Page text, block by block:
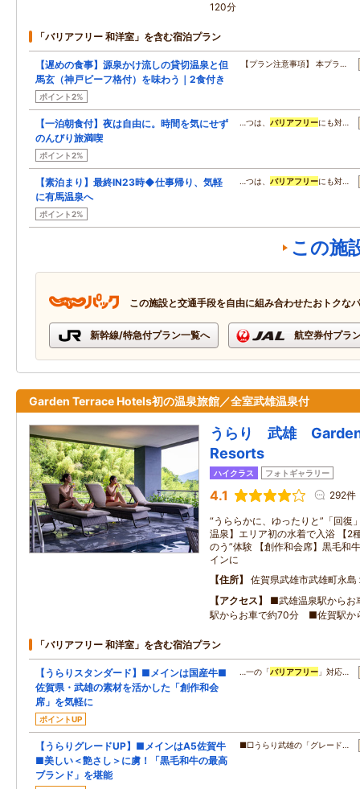
120分
「バリアフリー 和洋室」を含む宿泊プラン
【遅めの食事】源泉かけ流しの貸切温泉と但
馬玄（神戸ビーフ格付）を味わう｜2食付き
ポイント2%
【プラン注意事項】 本プラ…
【一泊朝食付】夜は自由に。時間を気にせず
のんびり旅満喫
ポイント2%
…つは、 バリアフリーにも対…
【素泊まり】最終IN23時◆仕事帰り、気軽
に有馬温泉へ
ポイント2%
…つは、 バリアフリーにも対…
この施
この施設と交通手段を自由に組み合わせたおトクな
新幹線/特急付プラン一覧へ 航空券付プラ
Garden Terrace Hotels初の温泉旅館／全室武雄温泉付
うらり 武雄
Resorts
ハイクラス フォトギャラリー
4.1 292件
“うららかに、ゆったりと”「回復
温泉】エリア初の水着で入浴 【2
のう”体験 【創作和会席】黒毛和
インに
住所
佐賀県武雄市武雄町永
アクセス
■武雄温泉駅から
駅からお車で約70分 ■佐賀駅か
「バリアフリー 和洋室」を含む宿泊プラン
【うらりスタンダード】■メインは国産牛■
佐賀県・武雄の素材を活かした「創作和会
席」を気軽に
ポイントUP
…一の「バリアフリー 」対応…
【うらりグレードUP】■メインはA5佐賀牛
■美しい＜艶さし＞に虜！「黒毛和牛の最高
ブランド」を堪能
■□うらり武雄の「グレード…